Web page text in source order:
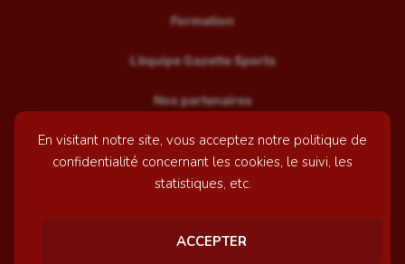
En visitant notre site, vous acceptez notre politique de
confidentialité concernant les cookies, le suivi, les
statistiques, etc.
ACCEPTER
Formation
L’équipe Gazette Sports
Nos partenaires
Recrutement
Mentions légales